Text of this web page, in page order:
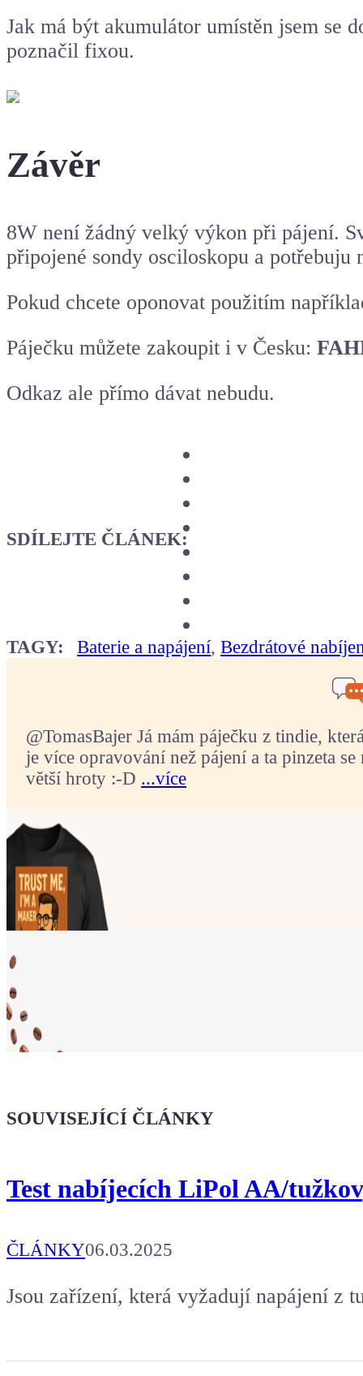
Jak má být akumulátor umístěn jsem se
poznačil fixou.
Závěr
8W není žádný velký výkon při pájení.
připojené sondy osciloskopu a
Pokud chcete oponovat použitím
Páječku můžete zakoupit i v Česku:
Odkaz ale přímo dávat nebudu.
SDÍLEJTE ČLÁNEK:
TAGY: Baterie a napájení,Bezdrátové
@TomasBajer Já mám páječku z tindie,
je více opravování než pájení a ta pinzeta
větší hroty :-D ...více
že jsi Maker!
Kafe pro Chiptrona
Aby mohl napsat další článek.
SOUVISEJÍCÍ ČLÁNKY
Test nabíjecích LiPol AA/
ČLÁNKY06.03.2025
Jsou zařízení, která vyžadují napájení z